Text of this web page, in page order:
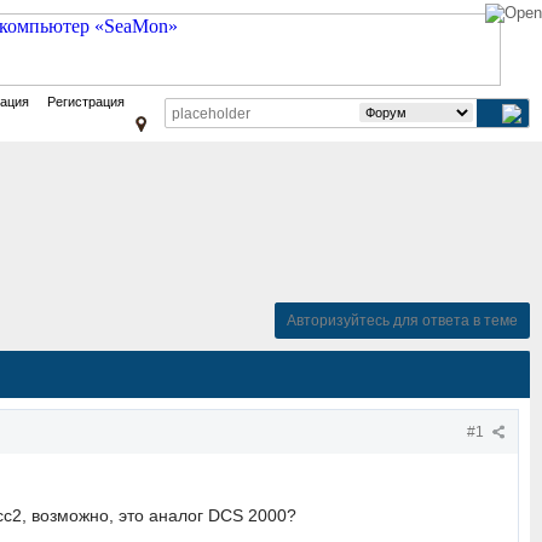
Регистрация
Авторизуйтесь для ответа в теме
#1
возможно, это аналог DCS 2000?